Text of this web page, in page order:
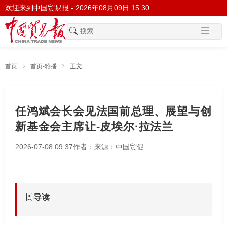
欢迎来到中国贸易报 - 2026年08月09日 15:30
首页 首页-轮播 正文
任鸿斌会长会见法国前总理、展望与创
新基金会主席让-皮埃尔·拉法兰
2026-07-08 09:37作者： 来源：中国贸促
导读